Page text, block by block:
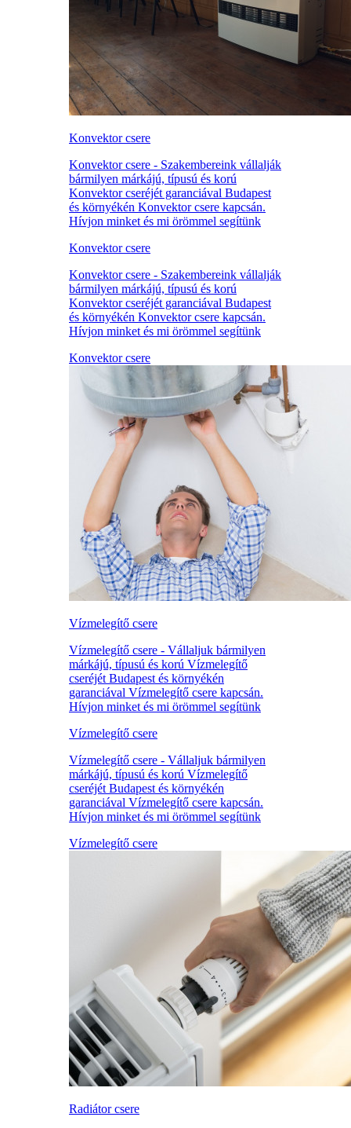
Konvektor csere
Konvektor csere - Szakembereink vállalják
bármilyen márkájú, típusú és korú
Konvektor cseréjét garanciával Budapest
és környékén Konvektor csere kapcsán.
Hívjon minket és mi örömmel segítünk
Konvektor csere
Konvektor csere - Szakembereink vállalják
bármilyen márkájú, típusú és korú
Konvektor cseréjét garanciával Budapest
és környékén Konvektor csere kapcsán.
Hívjon minket és mi örömmel segítünk
Konvektor csere
Vízmelegítő csere
Vízmelegítő csere - Vállaljuk bármilyen
márkájú, típusú és korú Vízmelegítő
cseréjét Budapest és környékén
garanciával Vízmelegítő csere kapcsán.
Hívjon minket és mi örömmel segítünk
Vízmelegítő csere
Vízmelegítő csere - Vállaljuk bármilyen
márkájú, típusú és korú Vízmelegítő
cseréjét Budapest és környékén
garanciával Vízmelegítő csere kapcsán.
Hívjon minket és mi örömmel segítünk
Vízmelegítő csere
Radiátor csere